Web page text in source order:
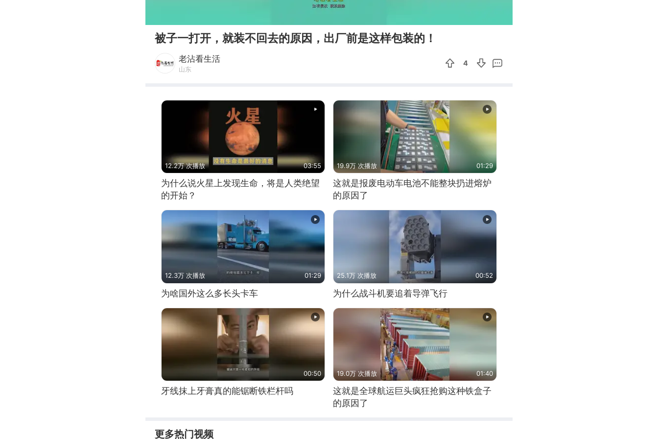
被子一打开，就装不回去的原因，出厂前是这样包装的！
老沾看生活
山东
4
12.2万 次播放 03:55
为什么说火星上发现生命，将是人类绝望
的开始？
19.9万 次播放 01:29
这就是报废电动车电池不能整块扔进熔炉
的原因了
12.3万 次播放 01:29
为啥国外这么多长头卡车
25.1万 次播放 00:52
为什么战斗机要追着导弹飞行
00:50
牙线抹上牙膏真的能锯断铁栏杆吗
19.0万 次播放 01:40
这就是全球航运巨头疯狂抢购这种铁盒子
的原因了
更多热门视频